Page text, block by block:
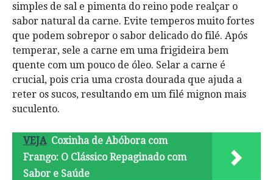
simples de sal e pimenta do reino pode realçar o
sabor natural da carne. Evite temperos muito fortes
que podem sobrepor o sabor delicado do filé. Após
temperar, sele a carne em uma frigideira bem
quente com um pouco de óleo. Selar a carne é
crucial, pois cria uma crosta dourada que ajuda a
reter os sucos, resultando em um filé mignon mais
suculento.
VEJA Coxinha de Abóbora com
Frango: O Clássico Repaginado com
Sabor e Saúde